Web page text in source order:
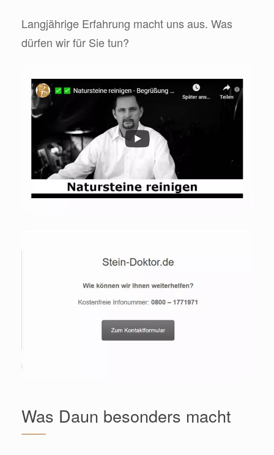
Langjährige Erfahrung macht uns aus. Was
dürfen wir für Sie tun?
Was Daun besonders macht